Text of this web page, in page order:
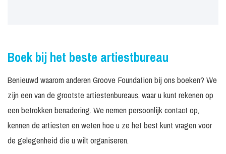
Boek bij het beste artiestbureau
Benieuwd waarom anderen Groove Foundation bij ons boeken? We
zijn een van de grootste artiestenbureaus, waar u kunt rekenen op
een betrokken benadering. We nemen persoonlijk contact op,
kennen de artiesten en weten hoe u ze het best kunt vragen voor
de gelegenheid die u wilt organiseren.